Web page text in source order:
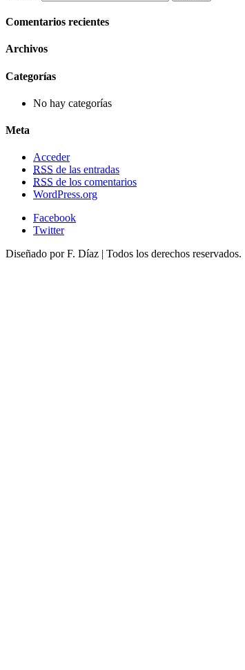
Comentarios recientes
Archivos
Categorías
No hay categorías
Meta
Acceder
RSS de las entradas
RSS de los comentarios
WordPress.org
Facebook
Twitter
Diseñado por F. Díaz | Todos los derechos reservados.